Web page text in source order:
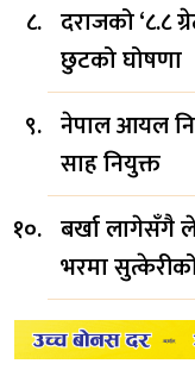
दराजको ‘८.८
छुटको घोषणा
नेपाल आयल
साह नियुक्त
बर्खा लागेसँगै
भरमा